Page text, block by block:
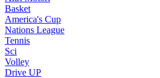
Basket
America's Cup
Nations League
Tennis
Sci
Volley
Drive UP